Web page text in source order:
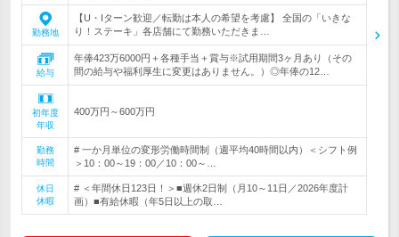
勤務地
【U・Iターン歓迎／転勤は本人の希望を考慮】 全国の「いきな
り！ステーキ」各店舗にて勤務いただきま…
給与
年俸423万6000円＋各種手当＋賞与※試用期間3ヶ月あり（その
間の給与や福利厚生に変更はありません。）◎年俸の12…
初年度
年収
400万円～600万円
勤務
時間
# 一か月単位の変形労働時間制（週平均40時間以内）＜シフト例
＞10：00～19：00／10：00～…
休日
休暇
# ＜年間休日123日！＞■週休2日制（月10～11日／2026年度計
画）■有給休暇（年5日以上の取…